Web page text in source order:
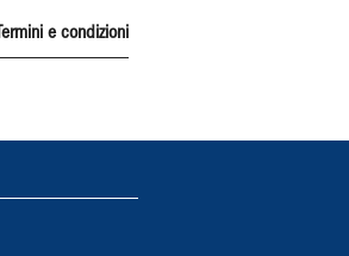
Termini e condizioni